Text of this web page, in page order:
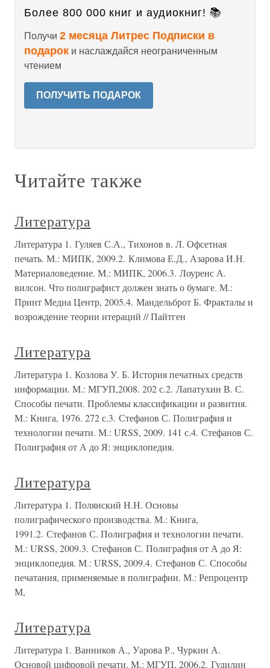
Более 800 000 книг и аудиокниг! 📚
Получи 2 месяца Литрес Подписки в
подарок и наслаждайся неограниченным
чтением
ПОЛУЧИТЬ ПОДАРОК
Читайте также
Литература
Литература 1. Гуляев С.А., Тихонов в. Л. Офсетная
печать. М.: МИПК, 2009.2. Климова Е.Д., Азарова И.Н.
Материаловедение. М.: МИПК, 2006.3. Лоуренс А.
вилсон. Что полиграфист должен знать о бумаге. М.:
Принт Медиа Центр, 2005.4. Мандельброт Б. Фракталы и
возрождение теории итераций // Пайтген
Литература
Литература 1. Козлова У. Б. История печатных средств
информации. М.: МГУП,2008. 202 с.2. Лапатухин В. С.
Способы печати. Проблемы классификации и развития.
М.: Книга, 1976. 272 с.3. Стефанов С. Полиграфия и
технологии печати. М.: URSS, 2009. 141 с.4. Стефанов С.
Полиграфия от А до Я: энциклопедия.
Литература
Литература 1. Полянский Н.Н. Основы
полиграфического производства. М.: Книга,
1991.2. Стефанов С. Полиграфия и технологии печати.
М.: URSS, 2009.3. Стефанов С. Полиграфия от А до Я:
энциклопедия. М.: URSS, 2009.4. Стефанов С. Способы
печатания, применяемые в полиграфии. М.: Репроцентр
М,
Литература
Литература 1. Ванников А., Уарова Р., Чуркин А.
Основой цифровой печати. М.: МГУП, 2006.2. Гудилин